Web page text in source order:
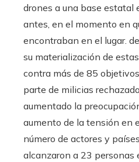
drones a una base estatal
antes, en el momento en
encontraban en el lugar.
su materialización de
contra más de 85
parte de milicias
aumentado la
aumento de la tensión en
número de actores y
alcanzaron a 23 personas